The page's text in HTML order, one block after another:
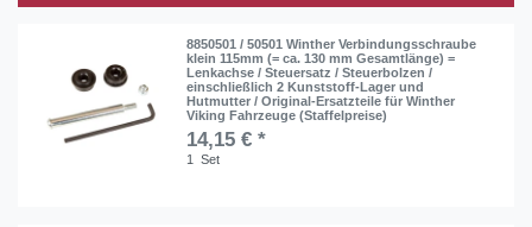
8850501 / 50501 Winther Verbindungsschraube
klein 115mm (= ca. 130 mm Gesamtlänge) =
Lenkachse / Steuersatz / Steuerbolzen /
einschließlich 2 Kunststoff-Lager und
Hutmutter / Original-Ersatzteile für Winther
Viking Fahrzeuge (Staffelpreise)
14,15 € *
1 Set